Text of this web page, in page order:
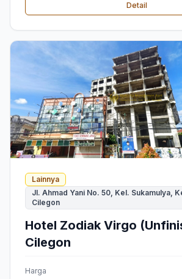
Detail
Lainnya
Jl. Ahmad Yani No. 50, Kel. Sukamulya,
Cilegon
Hotel Zodiak Virgo
Cilegon
Harga